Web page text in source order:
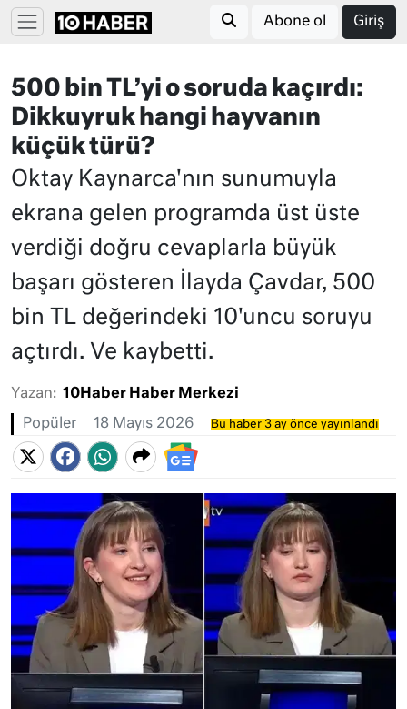
Abone ol Giriş
500 bin TL’yi o soruda kaçırdı:
Dikkuyruk hangi hayvanın
küçük türü?
Oktay Kaynarca'nın sunumuyla
ekrana gelen programda üst üste
verdiği doğru cevaplarla büyük
başarı gösteren İlayda Çavdar, 500
bin TL değerindeki 10'uncu soruyu
açtırdı. Ve kaybetti.
Yazan: 10Haber Haber Merkezi
Popüler 18 Mayıs 2026 Bu haber 3 ay önce yayınlandı